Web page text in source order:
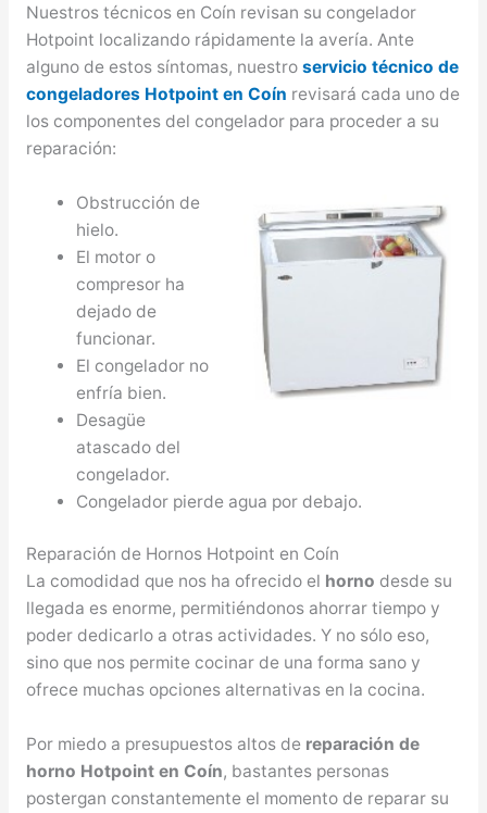
Nuestros técnicos en Coín revisan su congelador
Hotpoint localizando rápidamente la avería. Ante
alguno de estos síntomas, nuestro servicio técnico de
congeladores Hotpoint en Coín revisará cada uno de
los componentes del congelador para proceder a su
reparación:
Obstrucción de
hielo.
El motor o
compresor ha
dejado de
funcionar.
El congelador no
enfría bien.
Desagüe
atascado del
congelador.
Congelador pierde agua por debajo.
Reparación de Hornos Hotpoint en Coín
La comodidad que nos ha ofrecido el horno desde su
llegada es enorme, permitiéndonos ahorrar tiempo y
poder dedicarlo a otras actividades. Y no sólo eso,
sino que nos permite cocinar de una forma sano y
ofrece muchas opciones alternativas en la cocina.
Por miedo a presupuestos altos de reparación de
horno Hotpoint en Coín, bastantes personas
postergan constantemente el momento de reparar su